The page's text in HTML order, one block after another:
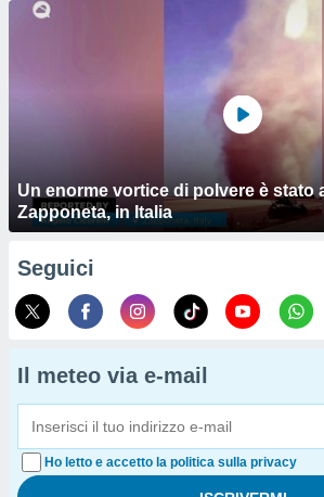
Un enorme vortice di polvere è stato
Zapponeta, in Italia
Seguici
Il meteo via e-mail
Ho letto e accetto la politica sulla privacy